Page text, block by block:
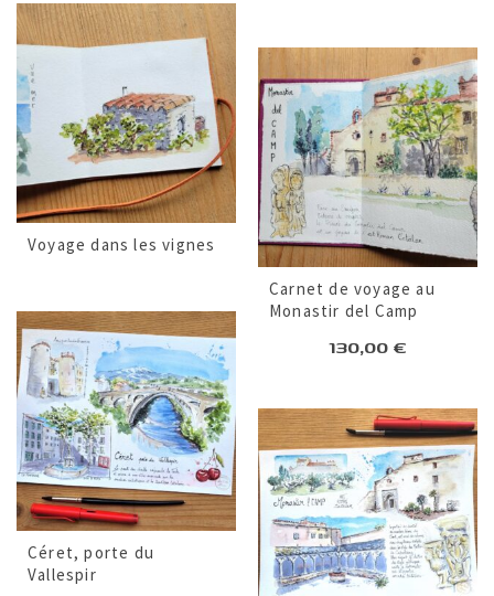
Voyage dans les vignes
Carnet de voyage au
Monastir del Camp
130,00 €
Céret, porte du
Vallespir